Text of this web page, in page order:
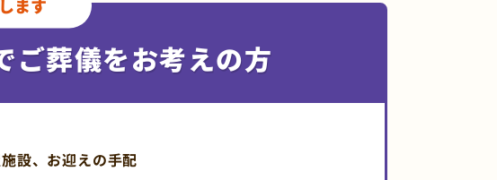
ご葬儀をお考えの方
ます
設、お迎えの手配